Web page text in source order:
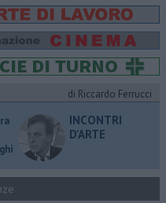
di Riccardo Ferrucci
INCONTRI
D'ARTE